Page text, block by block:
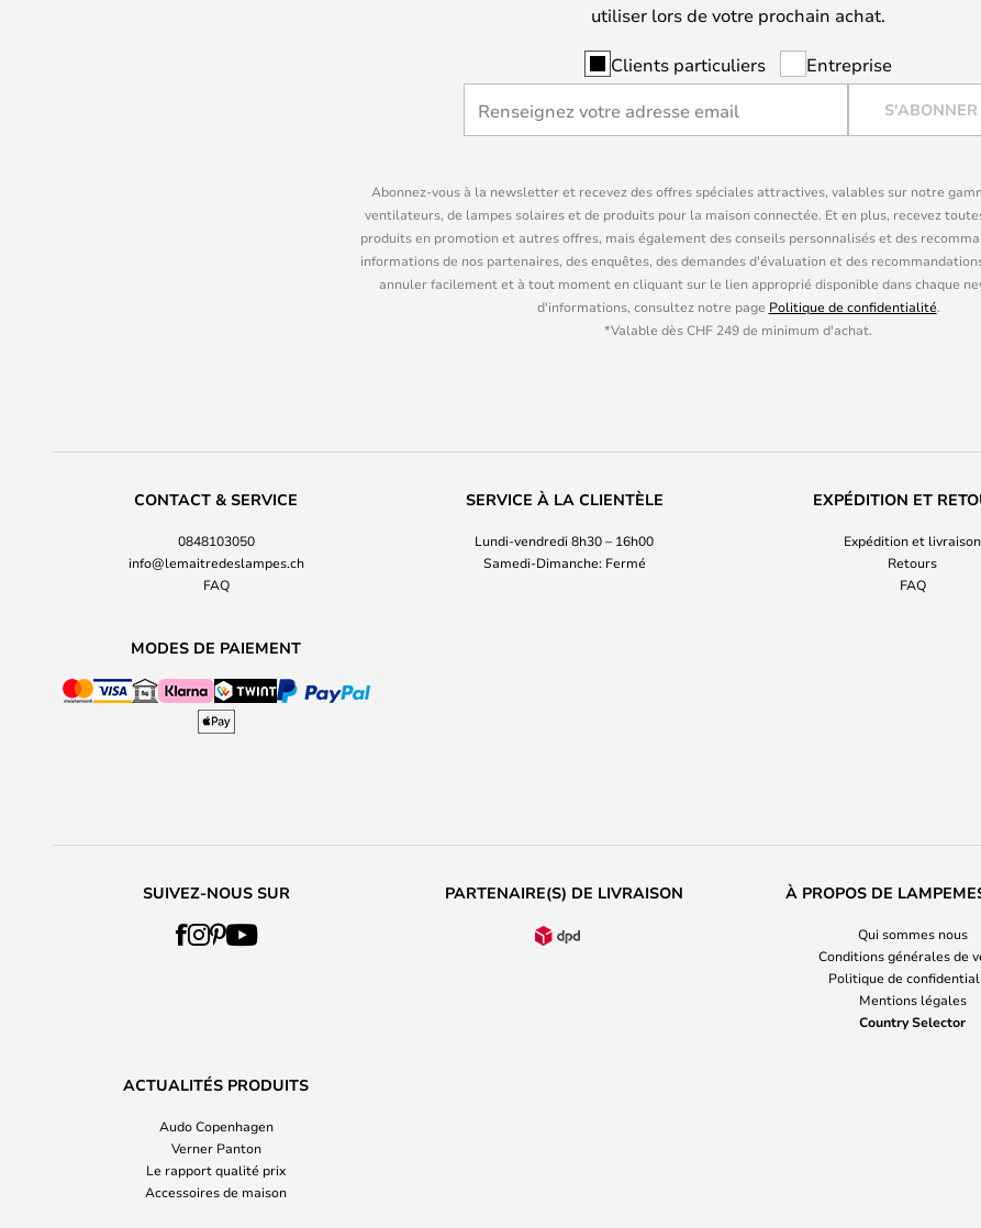
utiliser lors de votre prochain achat.
Clients particuliers Entreprise
S'ABONNER
Abonnez-vous à la newsletter et recevez des offres spéciales attractives, valables sur notre
ventilateurs, de lampes solaires et de produits pour la maison connectée. Et en plus, recevez
produits en promotion et autres offres, mais également des conseils personnalisés et des
informations de nos partenaires, des enquêtes, des demandes d'évaluation et des
annuler facilement et à tout moment en cliquant sur le lien approprié disponible dans chaque
d'informations, consultez notre page Politique de confidentialité.
*Valable dès CHF 249 de minimum d'achat.
CONTACT & SERVICE
0848103050
info@lemaitredeslampes.ch
FAQ
SERVICE À LA CLIENTÈLE
Lundi-vendredi 8h30 – 16h00
Samedi-Dimanche: Fermé
EXPÉDITION ET
Expédition et livraison
Retours
FAQ
MODES DE PAIEMENT
SUIVEZ-NOUS SUR PARTENAIRE(S) DE LIVRAISON À PROPOS DE
Qui sommes nous
Conditions générales de
Politique de
Mentions légales
Country Selector
ACTUALITÉS PRODUITS
Audo Copenhagen
Verner Panton
Le rapport qualité prix
Accessoires de maison